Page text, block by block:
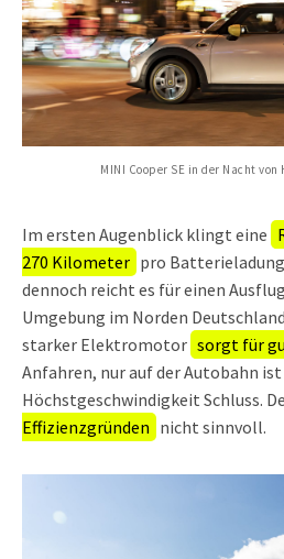
MINI Cooper SE in der Nacht
Im ersten Augenblick klingt eine
270 Kilometer pro
dennoch reicht es für einen
Umgebung im Norden
starker Elektromotor sorgt für
Anfahren, nur auf der Autobahn
Höchstgeschwindigkeit Schluss.
Effizienzgründen nicht sinnvoll.